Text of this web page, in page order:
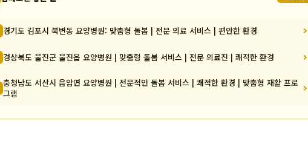
경기도 김포시 북변동 요양병원: 맞춤형 돌봄 | 전문 의료 서비스 | 편안한 환경
경상북도 울진군 울진읍 요양병원 | 맞춤형 돌봄 서비스 | 전문 의료진 | 쾌적한 환경
충청남도 서산시 음암면 요양병원 | 전문적인 돌봄 서비스 | 쾌적한 환경 | 맞춤형 재활 프로
그램